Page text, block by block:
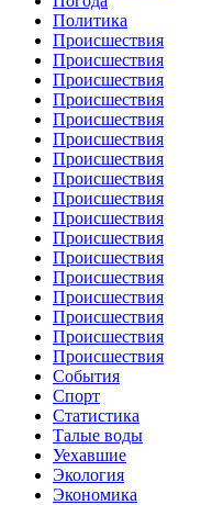
Политика
Происшествия
Происшествия
Происшествия
Происшествия
Происшествия
Происшествия
Происшествия
Происшествия
Происшествия
Происшествия
Происшествия
Происшествия
Происшествия
Происшествия
Происшествия
Происшествия
Происшествия
События
Спорт
Статистика
Талые воды
Уехавшие
Экология
Экономика